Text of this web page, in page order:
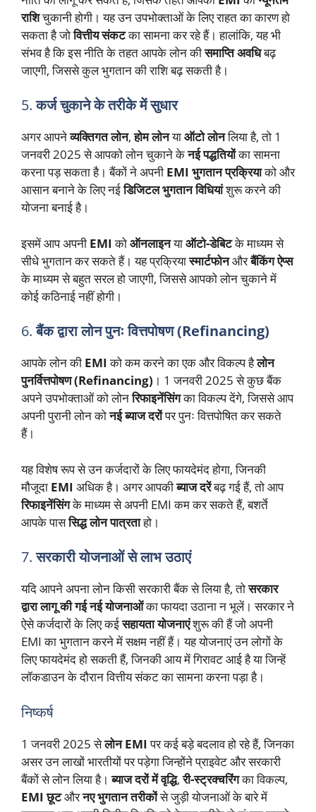
राशिचुकानी होगी। यह उन उपभोक्ताओं के लिए राहत का कारण हो
सकता है जोवित्तीय संकटका सामना कर रहे हैं। हालांकि, यह भी
संभव है कि इस नीति के तहत आपके लोन कीसमाप्ति अवधिबढ़
जाएगी, जिससे कुल भुगतान की राशि बढ़ सकती है।
5.कर्ज चुकाने के तरीके में सुधार
अगर आपनेव्यक्तिगत लोन,होम लोनयाऑटो लोनलिया है, तो 1
जनवरी 2025 से आपको लोन चुकाने केनई पद्धतियोंका सामना
करना पड़ सकता है। बैंकों ने अपनी EMI भुगतान प्रक्रियाको और
आसान बनाने के लिए नईडिजिटल भुगतान विधियांशुरू करने की
योजना बनाई है।
इसमें आप अपनी EMI कोऑनलाइनयाऑटो-डेबिटके माध्यम से
सीधे भुगतान कर सकते हैं। यह प्रक्रियास्मार्टफोनऔरबैंकिंग ऐप्स
के माध्यम से बहुत सरल हो जाएगी, जिससे आपको लोन चुकाने में
कोई कठिनाई नहीं होगी।
6.बैंक द्वारा लोन पुनः वित्तपोषण (Refinancing)
आपके लोन की EMI को कम करने का एक और विकल्प हैलोन
पुनर्वित्तपोषण (Refinancing) । 1 जनवरी 2025 से कुछ बैंक
अपने उपभोक्ताओं को लोनरिफाइनेंसिंगका विकल्प देंगे, जिससे आप
अपनी पुरानी लोन कोनई ब्याज दरोंपर पुनः वित्तपोषित कर सकते
हैं।
यह विशेष रूप से उन कर्जदारों के लिए फायदेमंद होगा, जिनकी
मौजूदा EMI अधिक है। अगर आपकीब्याज दरेंबढ़ गई हैं, तो आप
रिफाइनेंसिंगके माध्यम से अपनी EMI कम कर सकते हैं, बशर्ते
आपके पाससिद्ध लोन पात्रताहो।
7.सरकारी योजनाओं से लाभ उठाएं
यदि आपने अपना लोन किसी सरकारी बैंक से लिया है, तोसरकार
द्वारा लागू की गई नई योजनाओंका फायदा उठाना न भूलें। सरकार ने
ऐसे कर्जदारों के लिए कईसहायता योजनाएंशुरू की हैं जो अपनी
EMI का भुगतान करने में सक्षम नहीं हैं। यह योजनाएं उन लोगों के
लिए फायदेमंद हो सकती हैं, जिनकी आय में गिरावट आई है या जिन्हें
लॉकडाउन के दौरान वित्तीय संकट का सामना करना पड़ा है।
निष्कर्ष
1 जनवरी 2025 सेलोन EMI पर कई बड़े बदलाव हो रहे हैं, जिनका
असर उन लाखों भारतीयों पर पड़ेगा जिन्होंने प्राइवेट और सरकारी
बैंकों से लोन लिया है।ब्याज दरों में वृद्धि,री-स्ट्रक्चरिंगका विकल्प,
EMI छूटऔरनए भुगतान तरीकोंसे जुड़ी योजनाओं के बारे में